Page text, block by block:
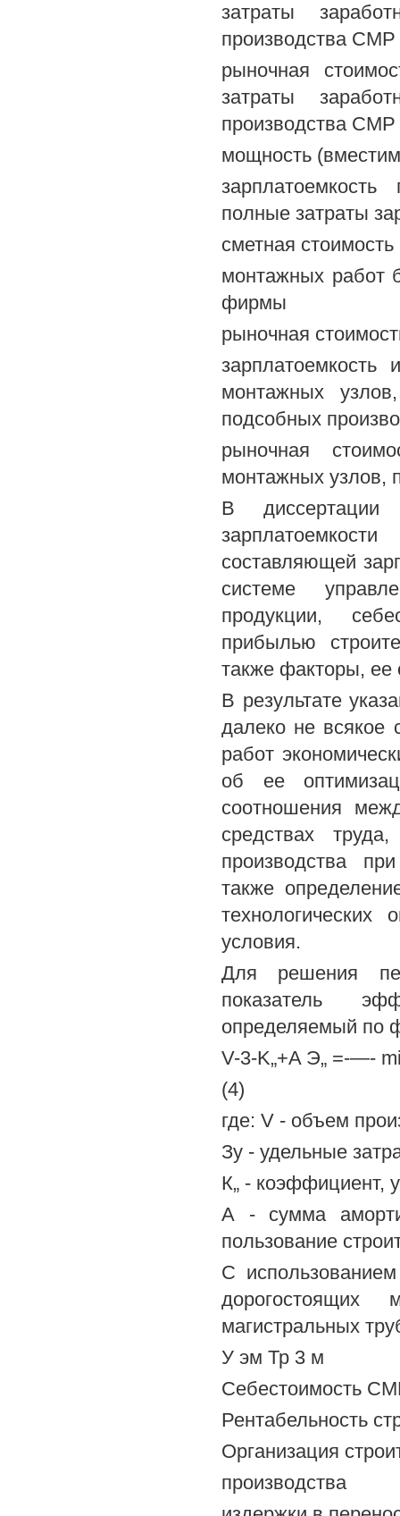
затраты
производства СМР
рыночная
затраты
производства СМР
мощность
полные затраты
сметная
монтажных работ
фирмы
рыночная
зарплатоемкость
монтажных
подсобных
рыночная
монтажных узлов,
В
составляющей
системе
продукции,
прибылью
также факторы,
В результате
далеко не всякое
работ
об ее
соотношения
средствах
производства
также
условия.
Для решения
показатель
определяемый по
V-3-K„+A Э„ =-—-
(4)
где: V - объем
Зу - удельные
К„ - коэффициент,
А - сумма
пользование
С
дорогостоящих
магистральных
У эм Тр 3 м
Себестоимость
Рентабельность
Организация
производства